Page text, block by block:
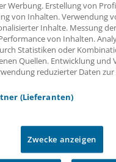
Unternehmen
zum Thema
für Ihre tägliche Arbeit,
Kollegen inspirieren -
einen Schritt voraus.
Werbung. Erstellung von
von Inhalten. Verwendung
Inhalte. Messung
von Inhalten.
Statistiken oder
Quellen. Entwicklung und
reduzierter Daten
(Lieferanten)
Zwecke anzeigen